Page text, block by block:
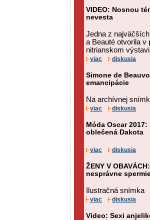
VIDEO: Nosnou
nevesta
Jedna z
a Beauté otvorila v
nitrianskom
viac diskusia
Simone de
emancipácie
Na archívnej
viac diskusia
Móda Oscar
oblečená Dakota
viac diskusia
ŽENY V
nesprávne
Ilustračná snímka
viac diskusia
Video: Sexi